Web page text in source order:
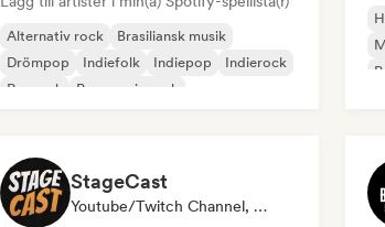
Alternativ rock
Brasiliansk musik
Drömpop
Indiefolk Indiepop
Indierock
Poprock
Progressiv rock
StageCast
Youtube/Twitch Channel, Media Outlet/Journalist, Mentor, Influencer I Sociala Medier, Ljudexpert